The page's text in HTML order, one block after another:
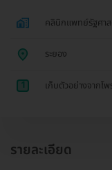
คลินิกแพทย์รัฐศา
ระยอง
1 เก็บตัวอย่างจากโ
รายละเอียด